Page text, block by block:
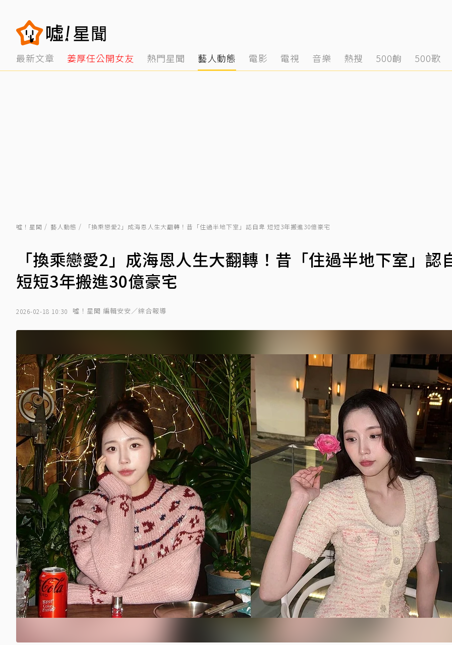
最新文章 姜厚任公開女友 熱門星聞 藝人動態 電影 電視 音樂 熱搜 500齣 500歌
噓！星聞 藝人動態 「換乘戀愛2」成海恩人生大翻轉！昔「住過半地下室」認自卑 短短3年搬進30億豪宅
「換乘戀愛2」成海恩人生大翻轉！昔「住過半地下室」認
短短3年搬進30億豪宅
2026-02-18 10:30 噓！星聞 編輯安安／綜合報導